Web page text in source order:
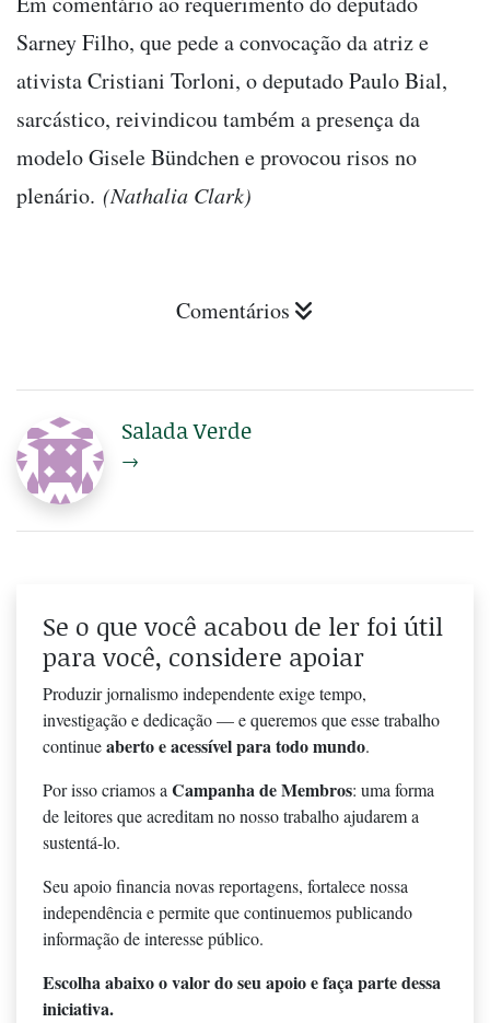
Sarney Filho, que pede a convocação da atriz e
ativista Cristiani Torloni, o deputado Paulo Bial,
sarcástico, reivindicou também a presença da
modelo Gisele Bündchen e provocou risos no
plenário. (Nathalia Clark)
Comentários
Salada Verde
→
Se o que você acabou de ler foi útil
para você, considere apoiar
Produzir jornalismo independente exige tempo,
investigação e dedicação — e queremos que esse trabalho
continueaberto e acessível para todo mundo.
Por isso criamos aCampanha de Membros: uma forma
de leitores que acreditam no nosso trabalho ajudarem a
sustentá-lo.
Seu apoio financia novas reportagens, fortalece nossa
independência e permite que continuemos publicando
informação de interesse público.
Escolha abaixo o valor do seu apoio e faça parte dessa
iniciativa.